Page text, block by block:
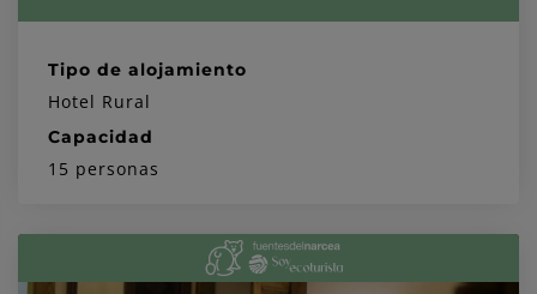
Tipo de alojamiento
Hotel Rural
Capacidad
15 personas